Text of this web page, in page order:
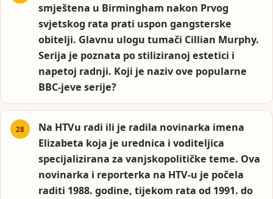
smještena u Birmingham nakon Prvog
svjetskog rata prati uspon gangsterske
obitelji. Glavnu ulogu tumači Cillian Murphy.
Serija je poznata po stiliziranoj estetici i
napetoj radnji. Koji je naziv ove popularne
BBC-jeve serije?
Na HTVu radi ili je radila novinarka imena
Elizabeta koja je urednica i voditeljica
specijalizirana za vanjskopolitičke teme. Ova
novinarka i reporterka na HTV-u je počela
raditi 1988. godine, tijekom rata od 1991. do